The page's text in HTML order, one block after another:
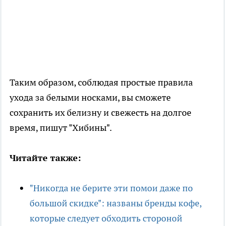
Таким образом, соблюдая простые правила
ухода за белыми носками, вы сможете
сохранить их белизну и свежесть на долгое
время, пишут "Хибины".
Читайте также:
"Никогда не берите эти помои даже по
большой скидке": названы бренды кофе,
которые следует обходить стороной